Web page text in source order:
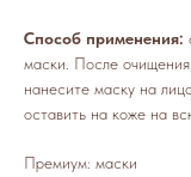
Способ применения:
маски. После
нанесите маску на
оставить на коже на
Премиум: маски